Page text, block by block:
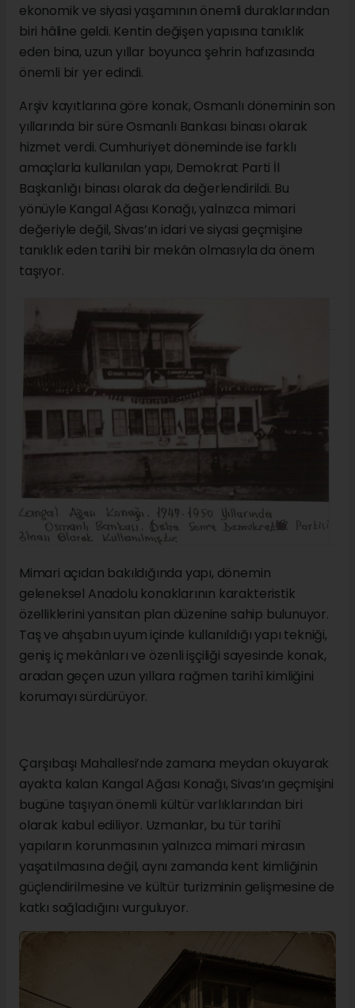
ekonomik ve siyasi yaşamının önemli duraklarından
biri hâline geldi. Kentin değişen yapısına tanıklık
eden bina, uzun yıllar boyunca şehrin hafızasında
önemli bir yer edindi.
Arşiv kayıtlarına göre konak, Osmanlı döneminin son
yıllarında bir süre Osmanlı Bankası binası olarak
hizmet verdi. Cumhuriyet döneminde ise farklı
amaçlarla kullanılan yapı, Demokrat Parti İl
Başkanlığı binası olarak da değerlendirildi. Bu
yönüyle Kangal Ağası Konağı, yalnızca mimari
değeriyle değil, Sivas’ın idari ve siyasi geçmişine
tanıklık eden tarihi bir mekân olmasıyla da önem
taşıyor.
Mimari açıdan bakıldığında yapı, dönemin
geleneksel Anadolu konaklarının karakteristik
özelliklerini yansıtan plan düzenine sahip bulunuyor.
Taş ve ahşabın uyum içinde kullanıldığı yapı tekniği,
geniş iç mekânları ve özenli işçiliği sayesinde konak,
aradan geçen uzun yıllara rağmen tarihî kimliğini
korumayı sürdürüyor.
Çarşıbaşı Mahallesi’nde zamana meydan okuyarak
ayakta kalan Kangal Ağası Konağı, Sivas’ın geçmişini
bugüne taşıyan önemli kültür varlıklarından biri
olarak kabul ediliyor. Uzmanlar, bu tür tarihî
yapıların korunmasının yalnızca mimari mirasın
yaşatılmasına değil, aynı zamanda kent kimliğinin
güçlendirilmesine ve kültür turizminin gelişmesine de
katkı sağladığını vurguluyor.